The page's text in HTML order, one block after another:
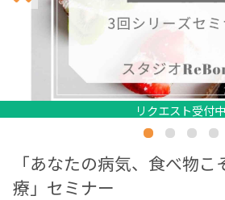
リクエスト受付中
リクエスト受付中
リクエスト受付中
リクエスト受付中
リクエスト受付中
「あなたの病気、食べ物
療」セミナー